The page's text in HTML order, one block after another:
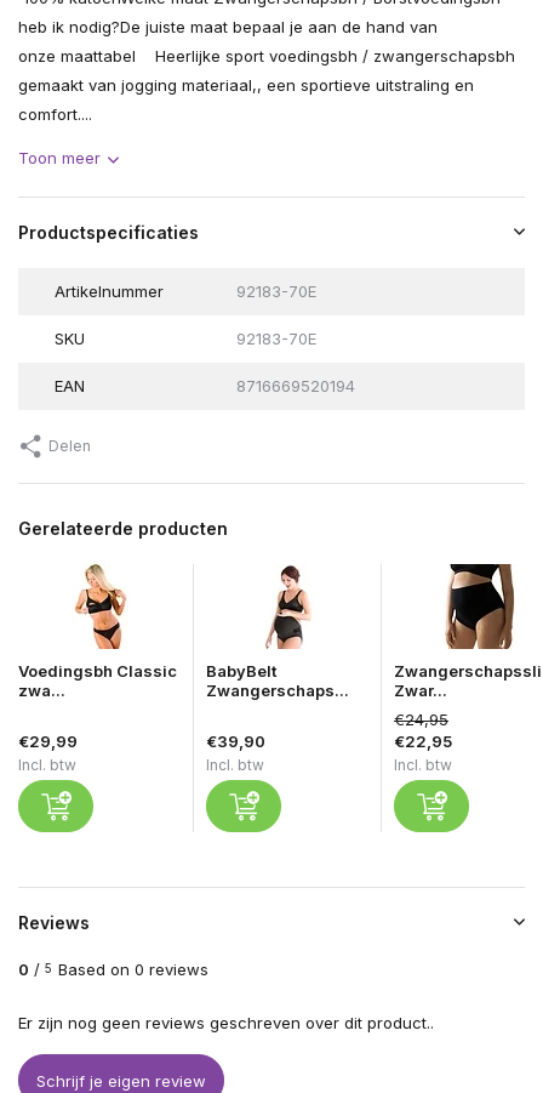
heb ik nodig?De juiste maat bepaal je aan de hand van
onze maattabel Heerlijke sport voedingsbh / zwangerschapsbh
gemaakt van jogging materiaal,, een sportieve uitstraling en
comfort....
Toon meer
Productspecificaties
Artikelnummer 92183-70E
SKU 92183-70E
EAN 8716669520194
Delen
Gerelateerde producten
Voedingsbh Classic
zwa...
€29,99
Incl. btw
BabyBelt
Zwangerschaps...
€39,90
Incl. btw
Zwar...
€24,95
€22,95
Incl. btw
Reviews
0 / 5 Based on 0 reviews
Er zijn nog geen reviews geschreven over dit product..
Schrijf je eigen review